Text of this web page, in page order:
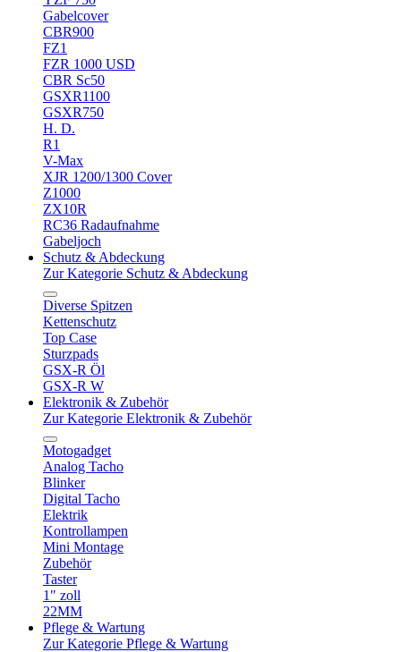
Gabelcover
CBR900
FZ1
FZR 1000 USD
CBR Sc50
GSXR1100
GSXR750
H. D.
R1
V-Max
XJR 1200/1300 Cover
Z1000
ZX10R
RC36 Radaufnahme
Gabeljoch
Schutz & Abdeckung
Zur Kategorie Schutz & Abdeckung
Diverse Spitzen
Kettenschutz
Top Case
Sturzpads
GSX-R Öl
GSX-R W
Elektronik & Zubehör
Zur Kategorie Elektronik & Zubehör
Motogadget
Analog Tacho
Blinker
Digital Tacho
Elektrik
Kontrollampen
Mini Montage
Zubehör
Taster
1" zoll
22MM
Pflege & Wartung
Zur Kategorie Pflege & Wartung